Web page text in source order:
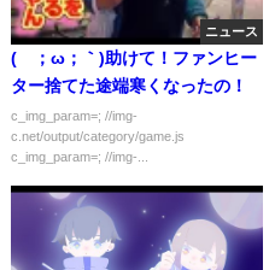
ニュース
(´；ω；｀)助けて！ファンヒー
ター捨てた途端寒くなったの！
c_img_param=; //img-
c.net/output/category/game.js
c_img_param=; //img-...